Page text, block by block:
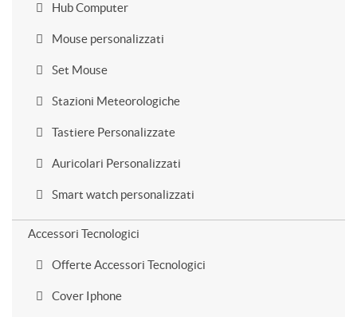
Hub Computer
Mouse personalizzati
Set Mouse
Stazioni Meteorologiche
Tastiere Personalizzate
Auricolari Personalizzati
Smart watch personalizzati
Accessori Tecnologici
Offerte Accessori Tecnologici
Cover Iphone